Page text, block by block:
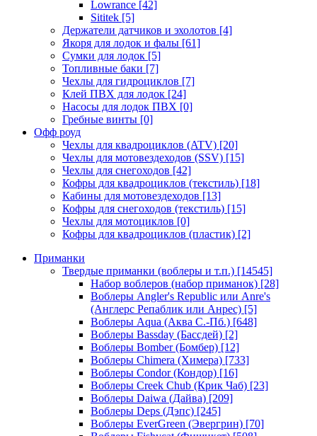
Lowrance [42]
Sititek [5]
Держатели датчиков и эхолотов [4]
Якоря для лодок и фалы [61]
Сумки для лодок [5]
Топливные баки [7]
Чехлы для гидроциклов [7]
Клей ПВХ для лодок [24]
Насосы для лодок ПВХ [0]
Гребные винты [0]
Офф роуд
Чехлы для квадроциклов (ATV) [20]
Чехлы для мотовездеходов (SSV) [15]
Чехлы для снегоходов [42]
Кофры для квадроциклов (текстиль) [18]
Кабины для мотовездеходов [13]
Кофры для снегоходов (текстиль) [15]
Чехлы для мотоциклов [0]
Кофры для квадроциклов (пластик) [2]
Приманки
Твердые приманки (воблеры и т.п.) [14545]
Набор воблеров (набор приманок) [28]
Воблеры Angler's Republic или Anre's
(Англерс Репаблик или Анрес) [5]
Воблеры Aqua (Аква С.-Пб.) [648]
Воблеры Bassday (Бассдей) [2]
Воблеры Bomber (Бомбер) [12]
Воблеры Chimera (Химера) [733]
Воблеры Condor (Кондор) [16]
Воблеры Creek Chub (Крик Чаб) [23]
Воблеры Daiwa (Дайва) [209]
Воблеры Deps (Дэпс) [245]
Воблеры EverGreen (Эвергрин) [70]